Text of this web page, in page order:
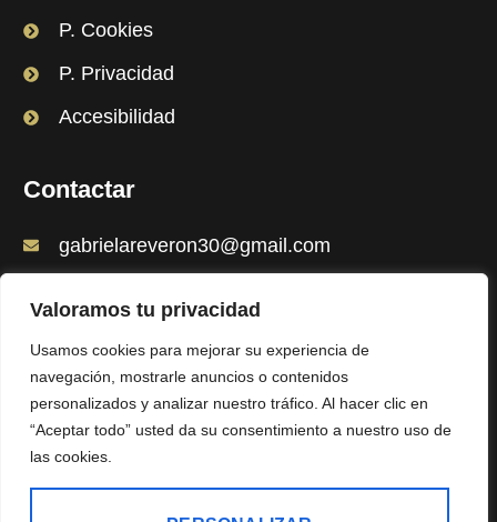
Valoramos tu privacidad
Usamos cookies para mejorar su experiencia de
navegación, mostrarle anuncios o contenidos
personalizados y analizar nuestro tráfico. Al hacer clic en
“Aceptar todo” usted da su consentimiento a nuestro uso de
las cookies.
P. Cookies
P. Privacidad
Accesibilidad
Contactar
gabrielareveron30@gmail.com